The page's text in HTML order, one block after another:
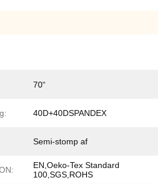
70“
40D+40DSPANDEX
Semi-stomp af
EN,Oeko-Tex Standard
100,SGS,ROHS